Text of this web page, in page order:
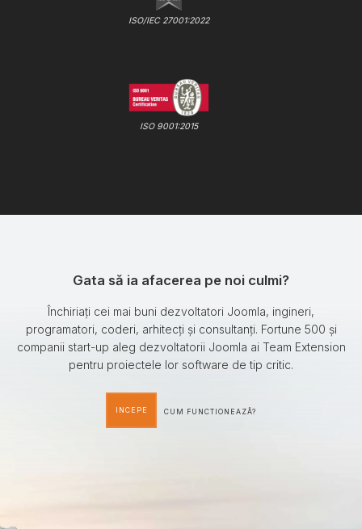
ISO/IEC 27001:2022
ISO 9001:2015
Gata să ia afacerea pe noi culmi?
Închiriați cei mai buni dezvoltatori Joomla, ingineri,
programatori, coderi, arhitecți și consultanți. Fortune 500 și
companii start-up aleg dezvoltatorii Joomla ai Team Extension
pentru proiectele lor software de tip critic.
INCEPE CUM FUNCTIONEAZÃ?